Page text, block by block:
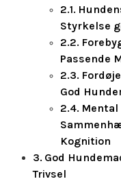
Styrkelse
Passende
God
Kognition
God
Trivsel